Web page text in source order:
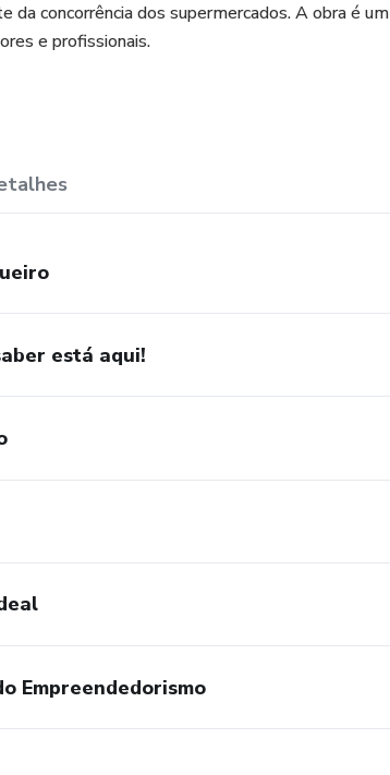
da concorrência dos supermercados. A obra é
e profissionais.
está aqui!
Empreendedorismo